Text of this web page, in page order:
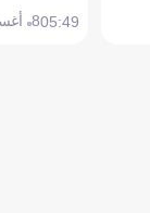
05:498 أغسطس 2026